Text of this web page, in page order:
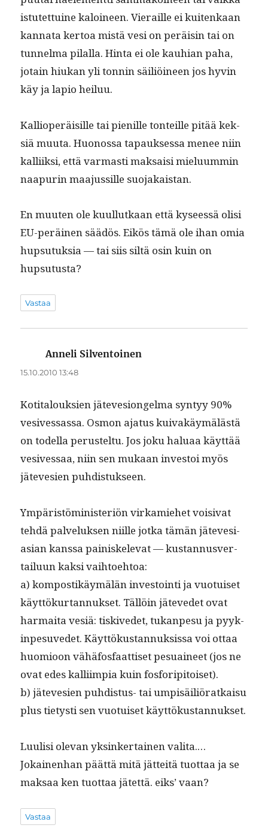
istutet­tuine kaloi­neen. Vieraille ei kuitenkaan
kan­na­ta ker­toa mis­tä vesi on peräisin tai on
tun­nel­ma pilal­la. Hin­ta ei ole kauhi­an paha,
jotain hiukan yli ton­nin säil­iöi­neen jos hyvin
käy ja lapio heiluu.
Kalliop­eräisille tai pie­nille ton­teille pitää kek­
siä muu­ta. Huonos­sa tapauk­ses­sa menee niin
kalli­ik­si, että var­masti mak­saisi mielu­um­min
naa­purin maa­jus­sille suojakaistan.
En muuten ole kuul­lutkaan että kyseessä olisi
EU-peräi­nen säädös. Eikös tämä ole ihan omia
hup­su­tuk­sia — tai siis siltä osin kuin on
hupsutusta?
Vastaa
Anneli Silventoinen
15.10.2010 13:48
Koti­talouk­sien jäteve­sion­gel­ma syn­tyy 90%
vesives­sas­sa. Osmon aja­tus kuiv­akäymälästä
on todel­la perustel­tu. Jos joku halu­aa käyt­tää
vesives­saa, niin sen mukaan investoi myös
jätevesien puhdistukseen.
Ympäristömin­is­ter­iön virkamiehet voisi­vat
tehdä palveluk­sen niille jot­ka tämän jätevesi­
asian kanssa painiskel­e­vat — kus­tan­nusver­
tailu­un kak­si vaihtoehtoa:
a) kom­postikäymälän investoin­ti ja vuo­tuiset
käyt­tökur­tan­nuk­set. Täl­löin jätevedet ovat
har­mai­ta vesiä: tiskivedet, tukan­pe­su ja pyyk­
in­pe­suvedet. Käyt­tökus­tan­nuk­sis­sa voi ottaa
huomioon vähä­fos­faat­tiset pesuaineet (jos ne
ovat edes kalli­impia kuin fosforipitoiset).
b) jätevesien puhdis­tus- tai ump­isäil­iöratkaisu
plus tietysti sen vuo­tuiset käyttökustannukset.
Luulisi ole­van yksinker­tainen valita.…
Jokainen­han päät­tä mitä jät­teitä tuot­taa ja se
mak­saa ken tuot­taa jätet­tä. eiks’ vaan?
Vastaa